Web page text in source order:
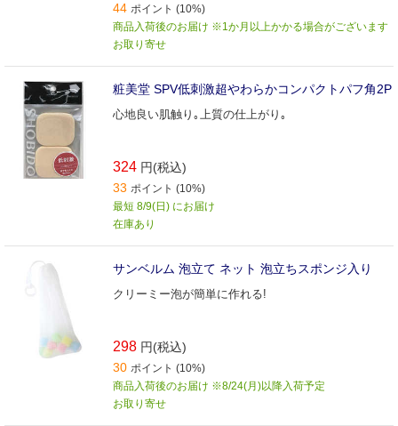
44 ポイント (10%)
商品入荷後のお届け ※1か月以上かかる場合がございます
お取り寄せ
粧美堂 SPV低刺激超やわらかコンパクトパフ角2P
心地良い肌触り｡上質の仕上がり｡
324 円(税込)
33 ポイント (10%)
最短 8/9(日) にお届け
在庫あり
サンベルム 泡立て ネット 泡立ちスポンジ入り
クリーミー泡が簡単に作れる!
298 円(税込)
30 ポイント (10%)
商品入荷後のお届け ※8/24(月)以降入荷予定
お取り寄せ